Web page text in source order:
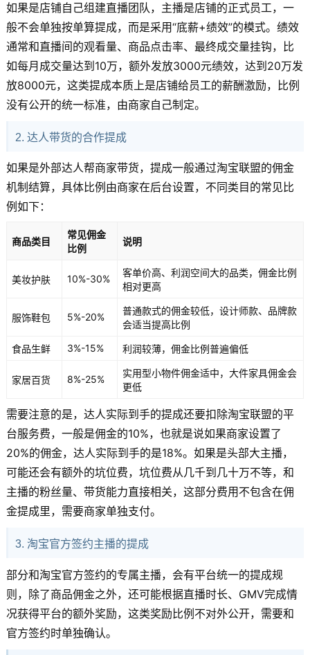
如果是店铺自己组建直播团队，主播是店铺的正式员工，一
般不会单独按单算提成，而是采用“底薪+绩效”的模式。绩效
通常和直播间的观看量、商品点击率、最终成交量挂钩，比
如每月成交量达到10万，额外发放3000元绩效，达到20万发
放8000元，这类提成本质上是店铺给员工的薪酬激励，比例
没有公开的统一标准，由商家自己制定。
2. 达人带货的合作提成
如果是外部达人帮商家带货，提成一般通过淘宝联盟的佣金
机制结算，具体比例由商家在后台设置，不同类目的常见比
例如下：
商品类目
常见佣金
比例
说明
美妆护肤 10%-30%
客单价高、利润空间大的品类，佣金比例
相对更高
服饰鞋包 5%-20%
普通款式的佣金较低，设计师款、品牌款
会适当提高比例
食品生鲜 3%-15% 利润较薄，佣金比例普遍偏低
家居百货 8%-25%
实用型小物件佣金适中，大件家具佣金会
更低
需要注意的是，达人实际到手的提成还要扣除淘宝联盟的平
台服务费，一般是佣金的10%，也就是说如果商家设置了
20%的佣金，达人实际到手的是18%。如果是头部大主播，
可能还会有额外的坑位费，坑位费从几千到几十万不等，和
主播的粉丝量、带货能力直接相关，这部分费用不包含在佣
金提成里，需要商家单独支付。
3. 淘宝官方签约主播的提成
部分和淘宝官方签约的专属主播，会有平台统一的提成规
则，除了商品佣金之外，还可能根据直播时长、GMV完成情
况获得平台的额外奖励，这类奖励比例不对外公开，需要和
官方签约时单独确认。